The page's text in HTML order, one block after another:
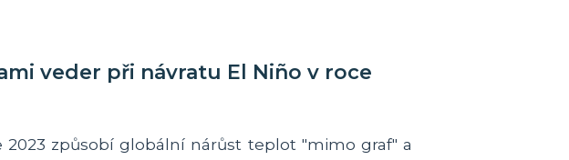
veder při návratu El Niño v roce
způsobí globální nárůst teplot "mimo graf" a